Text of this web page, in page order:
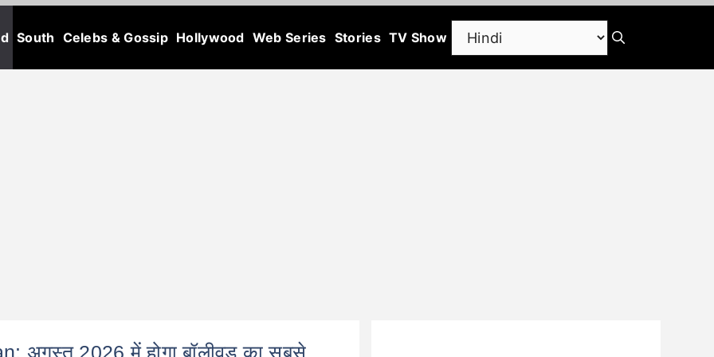
South Celebs & Gossip Hollywood Web Series Stories TV Show
अगस्त 2026 में होगा बॉलीवुड का सबसे